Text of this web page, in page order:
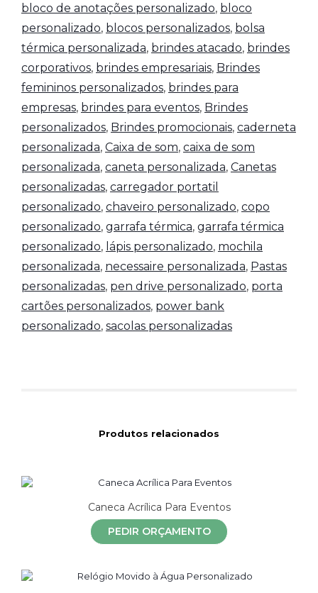
bloco de anotações personalizado, bloco
personalizado, blocos personalizados, bolsa
térmica personalizada, brindes atacado, brindes
corporativos, brindes empresariais, Brindes
femininos personalizados, brindes para
empresas, brindes para eventos, Brindes
personalizados, Brindes promocionais, caderneta
personalizada, Caixa de som, caixa de som
personalizada, caneta personalizada, Canetas
personalizadas, carregador portatil
personalizado, chaveiro personalizado, copo
personalizado, garrafa térmica, garrafa térmica
personalizado, lápis personalizado, mochila
personalizada, necessaire personalizada, Pastas
personalizadas, pen drive personalizado, porta
cartões personalizados, power bank
personalizado, sacolas personalizadas
Produtos relacionados
Caneca Acrílica Para Eventos
PEDIR ORÇAMENTO